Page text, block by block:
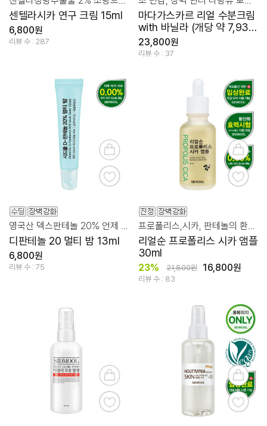
센텔라시카 연구 크림 15ml
6,800원
리뷰 수 : 287
마다가스카르 리얼 수분크림
with 바닐라 (개당 약 7,933
원)
23,800원
리뷰 수 : 37
디판테놀 20 멀티 밤 13ml
6,800원
리뷰 수 : 75
프로폴리스,시카, 판테놀의 환상적 시너지!
리얼순 프로폴리스 시카 앰플
30ml
23% 21,800원 16,800원
리뷰 수 : 83